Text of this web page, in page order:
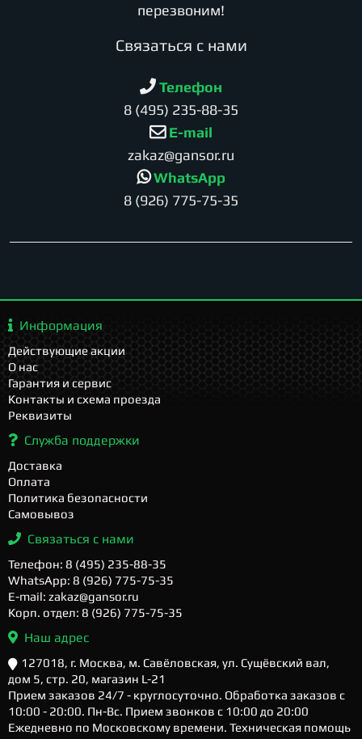
перезвоним!
Cвязаться с нами
Телефон
8 (495) 235-88-35
E-mail
zakaz@gansor.ru
WhatsApp
8 (926) 775-75-35
Информация
Действующие акции
О нас
Гарантия и сервис
Контакты и схема проезда
Реквизиты
Служба поддержки
Доставка
Оплата
Политика безопасности
Самовывоз
Связаться с нами
Телефон: 8 (495) 235-88-35
WhatsApp: 8 (926) 775-75-35
E-mail: zakaz@gansor.ru
Корп. отдел: 8 (926) 775-75-35
Наш адрес
127018, г. Москва, м. Савёловская, ул. Сущёвский вал,
дом 5, стр. 20, магазин L-21
Прием заказов 24/7 - круглосуточно. Обработка заказов с
10:00 - 20:00. Пн-Вс. Прием звонков с 10:00 до 20:00
Ежедневно по Московскому времени. Техническая помощь